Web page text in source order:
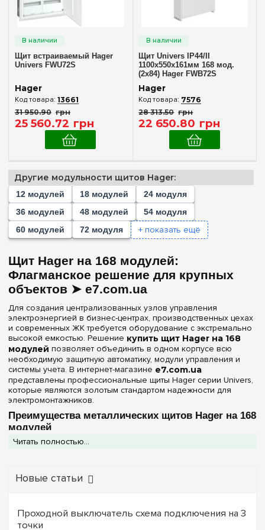
Количество модулей
(+170)
2(+1)
3
4(+6)
6(+6)
12(+20)
18
22
24 (+23)
36(+23)
48(+16)
54(+7)
60(+9)
72(+12)
78(+2)
84(+3)
96(+2)
104(+2)
108(+2)
120(+4)
130(+2)
156(+2)
180(+3)
182
Комплектация клеммами PE+N
В комплекте(1)
Частичная(1)
Материал корпуса
Металл (2)
Дверца
Белая(1)
Непрозрачная (1)
Серия
Univers(2)
Цвет корпуса
IP30(1)
Щит встраиваемый Hager
Univers FWU72S
Hager
13661
31 950.90 грн
25 560.72 грн
Щит Univers IP44/II
1100x550x161мм 168 мод.
(2x84) Hager FWB72S
Hager
7576
28 313.50 грн
22 650.80 грн
Другие модульности щитов Hager:
12 модулей 18 модулей
24 модуля
36 модулей
48 модулей
54 модуля
60 модулей
72 модуля + показать ещё
Щит Hager на 168 модулей:
Флагманское решение для крупных
объектов ➤ e7.com.ua
Для создания централизованных узлов управления
электроэнергией в бизнес-центрах, производственных цехах
и современных ЖК требуется оборудование с экстремально
высокой емкостью. Решение купить щит Hager на 168
модулей позволяет объединить в одном корпусе всю
необходимую защитную автоматику, модули управления и
системы учета. В интернет-магазине e7.com.ua
представлены профессиональные щиты Hager серии Univers,
которые являются золотым стандартом надежности для
электромонтажников.
Преимущества металлических щитов Hager на 168
модулей
Выбирая щит такого масштаба, вы инвестируете в
модулей вес установленного оборудования становится
исключают деформации.
Профессиональная архитектура Univers:Эта серия
Читать полностью...
Новые статьи
Проходной выключатель схема подключения на 3
точки